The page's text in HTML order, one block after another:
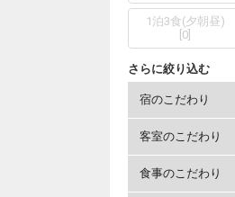
1泊3食(夕朝昼)
0
さらに絞り込む
宿のこだわり
客室のこだわり
食事のこだわり